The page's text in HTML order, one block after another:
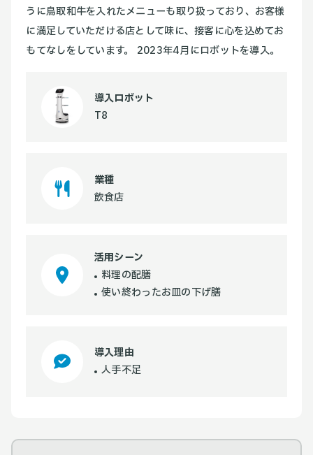
うに鳥取和牛を入れたメニューも取り扱っており、お客様
に満足していただける店として味に、接客に心を込めてお
もてなしをしています。 2023年4月にロボットを導入。
導入ロボット
T8
業種
飲食店
活用シーン
料理の配膳
使い終わったお皿の下げ膳
導入理由
人手不足